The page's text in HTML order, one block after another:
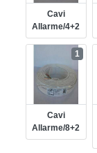
Cavi
Allarme/4+2
Cavi
Allarme/8+2
1